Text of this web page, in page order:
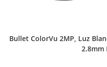
Bullet ColorVu 2MP, Luz
2.8mm